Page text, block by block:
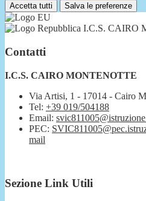
Accetta tutti Salva le preferenze
I.C.S. CAIRO
Contatti
I.C.S. CAIRO MONTENOTTE
Via Artisi, 1 - 17014 - Cairo
Tel: +39 019/504188
Email:
PEC:
mail
Sezione Link Utili